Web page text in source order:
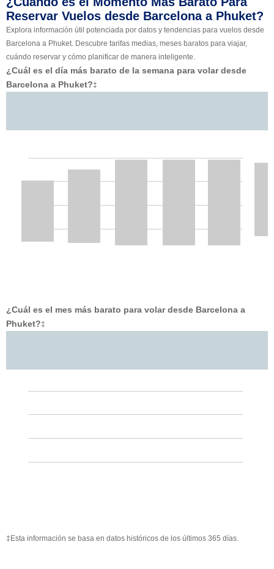
Reservar Vuelos desde Barcelona a Phuket?
Explora información útil potenciada por datos y tendencias para vuelos desde
Barcelona a Phuket. Descubre tarifas medias, meses baratos para viajar,
cuándo reservar y cómo planificar de manera inteligente.
¿Cuál es el día más barato de la semana para volar desde
Barcelona a Phuket?‡
¿Cuál es el mes más barato para volar desde Barcelona a
Phuket?‡
‡Esta información se basa en datos históricos de los últimos 365 días.